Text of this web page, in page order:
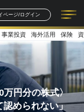
ページ/ログイン
記事一覧 連載一覧
著者一覧 書籍一覧
事業投資 海外活用 保険
万円分の株式〉
められない」